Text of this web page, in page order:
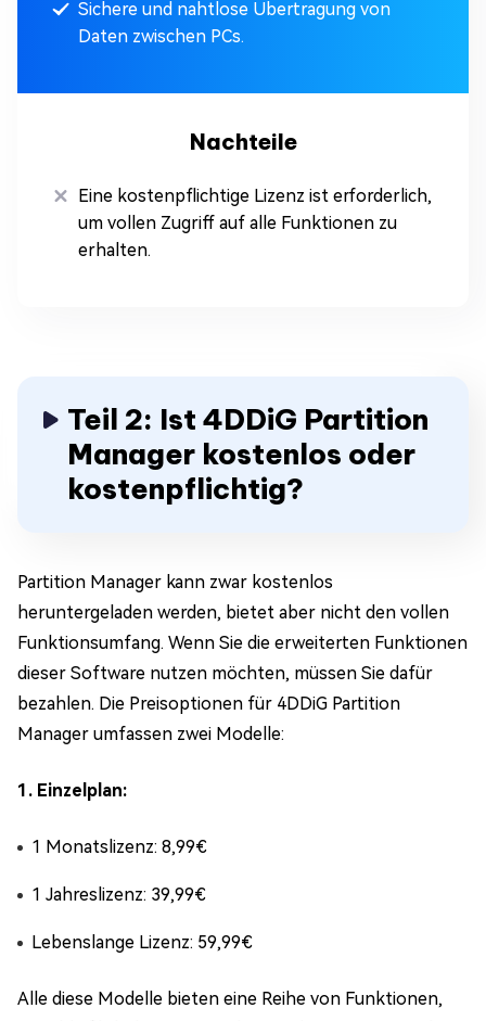
Sichere und nahtlose Übertragung von
Daten zwischen PCs.
Nachteile
Eine kostenpflichtige Lizenz ist erforderlich,
um vollen Zugriff auf alle Funktionen zu
erhalten.
Teil 2: Ist 4DDiG Partition
Manager kostenlos oder
kostenpflichtig?
Partition Manager kann zwar kostenlos
heruntergeladen werden, bietet aber nicht den vollen
Funktionsumfang. Wenn Sie die erweiterten Funktionen
dieser Software nutzen möchten, müssen Sie dafür
bezahlen. Die Preisoptionen für 4DDiG Partition
Manager umfassen zwei Modelle:
1. Einzelplan:
1 Monatslizenz: 8,99€
1 Jahreslizenz: 39,99€
Lebenslange Lizenz: 59,99€
Alle diese Modelle bieten eine Reihe von Funktionen,